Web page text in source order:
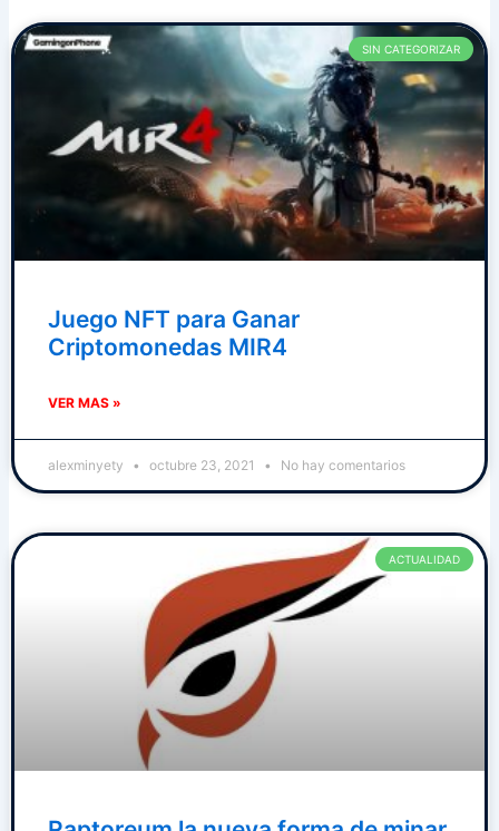
SIN CATEGORIZAR
Juego NFT para Ganar
Criptomonedas MIR4
VER MAS »
alexminyety octubre 23, 2021 No hay comentarios
ACTUALIDAD
P
a
g
e
P
e
a
e
g
e
g
e